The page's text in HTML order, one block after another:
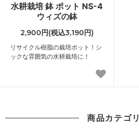
水耕栽培 鉢 ポット NS-4
ウィズの鉢
2,900円(税込3,190円)
リサイクル樹脂の栽培ポット！シ
ックな雰囲気の水耕栽培に！
商品カテゴリ